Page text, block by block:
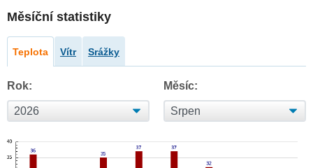
Měsíční statistiky
Teplota Vítr Srážky
Rok: Měsíc: